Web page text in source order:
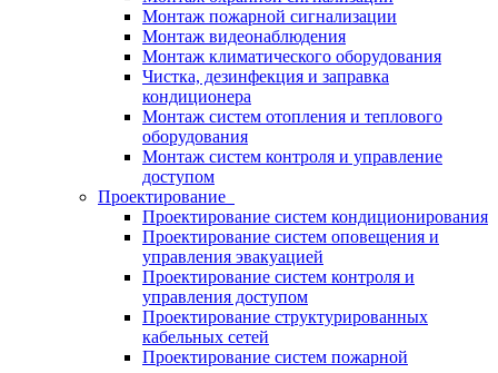
Монтаж пожарной сигнализации
Монтаж видеонаблюдения
Монтаж климатического оборудования
Чистка, дезинфекция и заправка
кондиционера
Монтаж систем отопления и теплового
оборудования
Монтаж систем контроля и управление
доступом
Проектирование
Проектирование систем кондиционирования
Проектирование систем оповещения и
управления эвакуацией
Проектирование систем контроля и
управления доступом
Проектирование структурированных
кабельных сетей
Проектирование систем пожарной